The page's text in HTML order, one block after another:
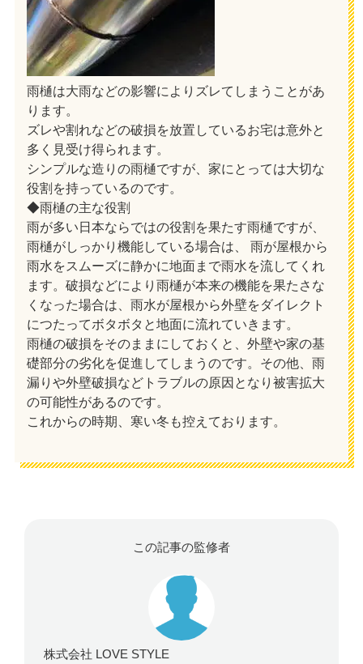
雨樋は大雨などの影響によりズレてしまうことがあ
ります。
ズレや割れなどの破損を放置しているお宅は意外と
多く見受け得られます。
シンプルな造りの雨樋ですが、家にとっては大切な
役割を持っているのです。
◆雨樋の主な役割
雨が多い日本ならではの役割を果たす雨樋ですが、
雨樋がしっかり機能している場合は、 雨が屋根から
雨水をスムーズに静かに地面まで雨水を流してくれ
ます。破損などにより雨樋が本来の機能を果たさな
くなった場合は、雨水が屋根から外壁をダイレクト
につたってボタボタと地面に流れていきます。
雨樋の破損をそのままにしておくと、外壁や家の基
礎部分の劣化を促進してしまうのです。その他、雨
漏りや外壁破損などトラブルの原因となり被害拡大
の可能性があるのです。
これからの時期、寒い冬も控えております。
この記事の監修者
株式会社 LOVE STYLE